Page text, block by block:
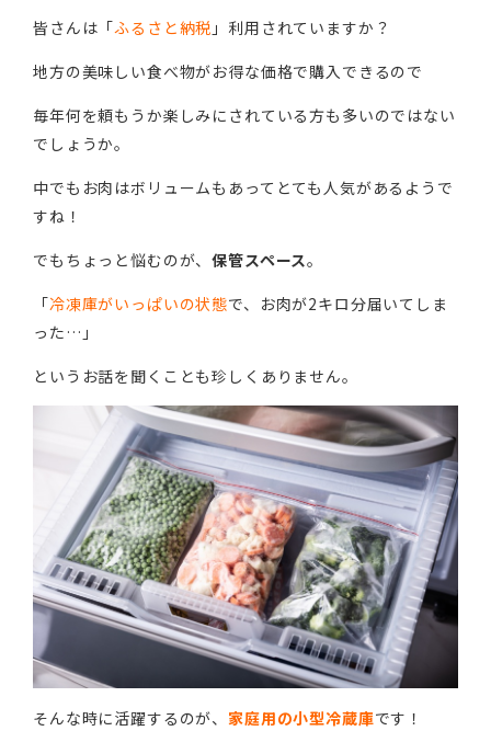
皆さんは「ふるさと納税 」利用されていますか？
地方の美味しい食べ物がお得な価格で購入できるので
毎年何を頼もうか楽しみにされている方も多いのではない
でしょうか。
中でもお肉はボリュームもあってとても人気があるようで
すね！
でもちょっと悩むのが、保管スペース。
「冷凍庫がいっぱいの状態で、お肉が2キロ分届いてしま
った…」
というお話を聞くことも珍しくありません。
そんな時に活躍するのが、家庭用の小型冷蔵庫です！